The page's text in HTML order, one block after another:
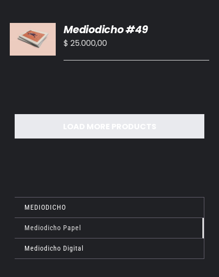
AL
CARRITO
/
Mediodicho #49
$ 25.000,00
MEDIODICHO
Mediodicho Papel
Mediodicho Digital